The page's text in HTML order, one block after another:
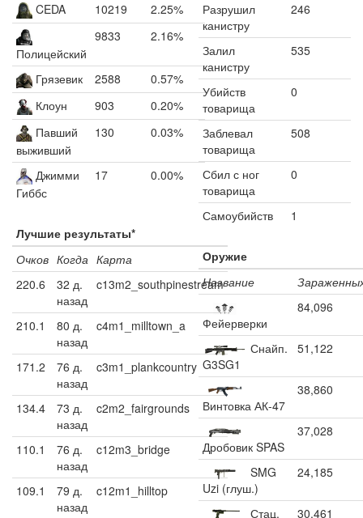
CEDA
10219 2.25%
Полицейский
9833 2.16%
Грязевик 2588
0.57%
Клоун
903
0.20%
Павший
выживший
130 0.03%
Джимми
Гиббс
17 0.00%
Лучшие результаты*
Очков Когда Карта
220.6
32 д.
назад
c13m2_southpinestream
210.1
80 д.
назад
c4m1_milltown_a
171.2
76 д.
назад
c3m1_plankcountry
134.4
73 д.
назад
c2m2_fairgrounds
110.1
76 д.
назад
c12m3_bridge
109.1
79 д.
назад
c12m1_hilltop
Разрушил
канистру
246
Залил
канистру
535
Убийств
товарища
0
Заблевал
товарища
508
Сбил с ног
товарища
0
Самоубийств 1
Оружие
Название
Фейерверки
84,096
Снайп.
G3SG1
51,122
Винтовка АК-47
38,860
Дробовик SPAS
37,028
SMG
Uzi (глуш.)
24,185
Стац. 30,461